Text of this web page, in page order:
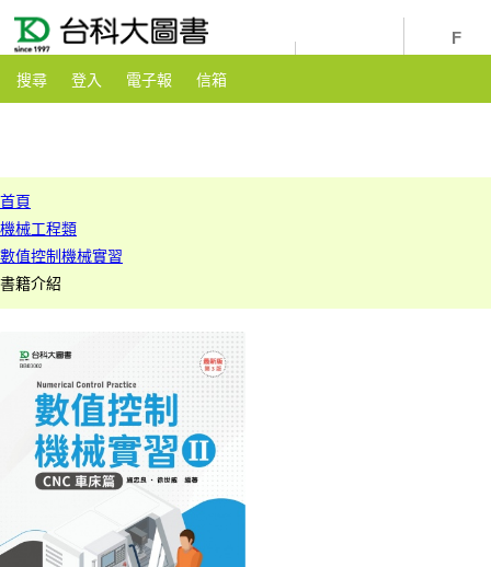
搜尋 登入 電子報 信箱
首頁
機械工程類
數值控制機械實習
書籍介紹